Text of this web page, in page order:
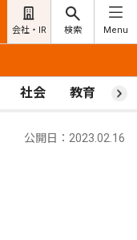
会社・IR 検索 Menu
社会 教育 ス
公開日：2023.02.16